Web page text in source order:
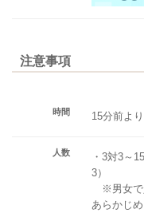
注意事項
時間 15分前よ
人数
・3対3～
3）
※男女で
あらかじ